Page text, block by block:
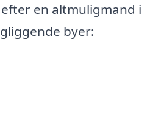
en altmuligmand i
byer: